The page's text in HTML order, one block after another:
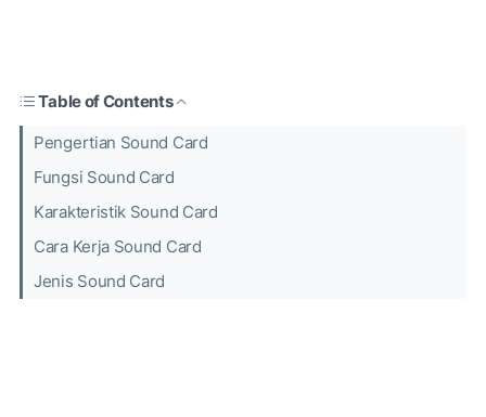
Table of Contents
Pengertian Sound Card
Fungsi Sound Card
Karakteristik Sound Card
Cara Kerja Sound Card
Jenis Sound Card